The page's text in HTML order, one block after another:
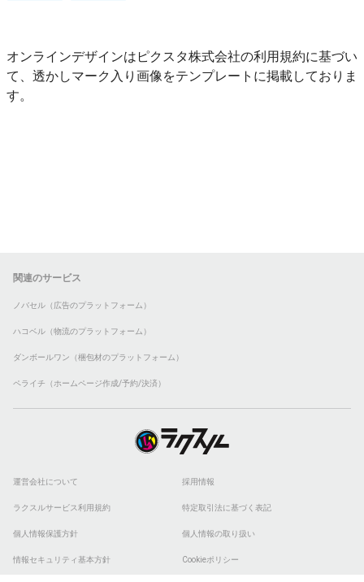
オンラインデザインはピクスタ株式会社の利用規約に基づい
て、透かしマーク入り画像をテンプレートに掲載しておりま
す。
関連のサービス
ノバセル（広告のプラットフォーム）
ハコベル（物流のプラットフォーム）
ダンボールワン（梱包材のプラットフォーム）
ペライチ（ホームページ作成/予約/決済）
運営会社について 採用情報
ラクスルサービス利用規約 特定取引法に基づく表記
個人情報保護方針 個人情報の取り扱い
情報セキュリティ基本方針 Cookieポリシー